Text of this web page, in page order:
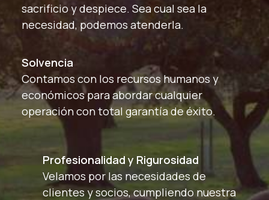
sacrificio y despiece. Sea cual sea la
necesidad, podemos atenderla.
Solvencia
Contamos con los recursos humanos y
económicos para abordar cualquier
operación con total garantía de éxito.
Profesionalidad y Rigurosidad
Velamos por las necesidades de
clientes y socios, cumpliendo nuestra